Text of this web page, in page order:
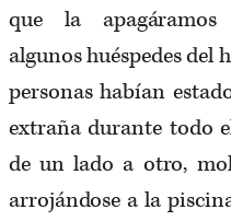
que la apagáramos
algunos huéspedes del
personas habían
extraña durante todo
de un lado a otro,
arrojándose a la